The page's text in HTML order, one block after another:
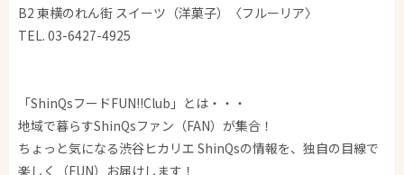
B2 東横のれん街 スイーツ（洋菓子）〈フルーリア〉
TEL. 03-6427-4925
「ShinQsフードFUN!!Club」とは・・・
地域で暮らすShinQsファン（FAN）が集合！
ちょっと気になる渋谷ヒカリエ ShinQsの情報を、独自の目線で
楽しく（FUN）お届けします！